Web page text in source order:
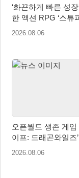
‘화끈하게 빠른 성
한 액션 RPG ‘스튜피드 네
버 다이즈’ 패키지
2026.08.06
오픈월드 생존 게임
이프: 드래곤와일즈
유저 편의성 개선
2026.08.06